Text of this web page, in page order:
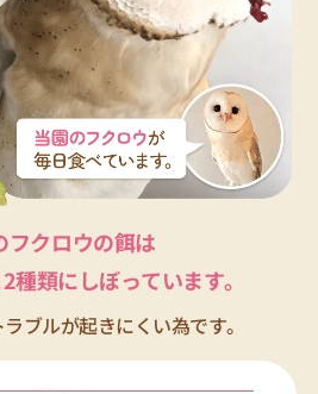
フクロウの餌は
種類にしぼっています。
ブルが起きにくい為です。